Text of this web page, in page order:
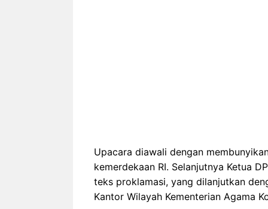
Upacara diawali dengan
kemerdekaan RI. Selanjutnya Ketua
teks proklamasi, yang dilanjutkan
Kantor Wilayah Kementerian Agama